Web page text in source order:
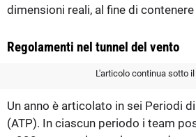
dimensioni reali, al fine di
Regolamenti nel tunnel del vento
L'articolo continua sotto il
Un anno è articolato in sei Periodi
(ATP). In ciascun periodo i team